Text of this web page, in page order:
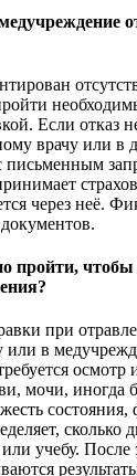
Если отказ
врачу или в
письменным
через неё.
пройти, чтобы
при
или в
осмотр
мочи, иногда
состояния,
сколько
учебу. После